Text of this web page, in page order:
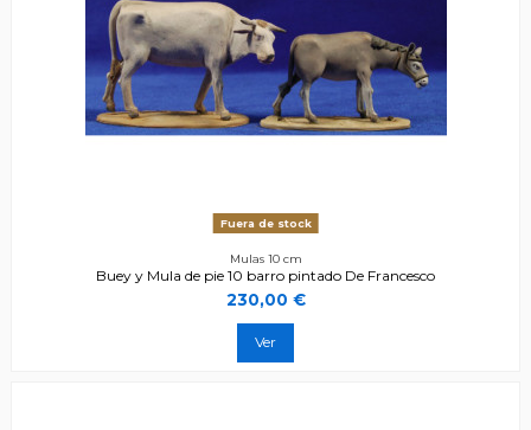
Fuera de stock
Mulas 10 cm
Buey y Mula de pie 10 barro pintado De Francesco
230,00 €
Ver